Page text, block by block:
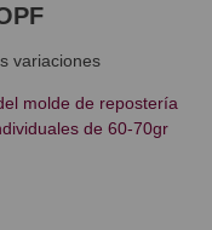
variaciones
molde de repostería
de 60-70gr